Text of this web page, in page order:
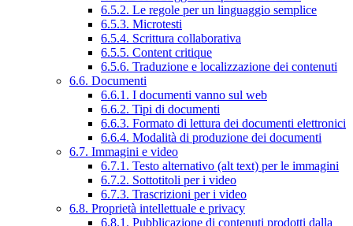
6.5.2. Le regole per un linguaggio semplice
6.5.3. Microtesti
6.5.4. Scrittura collaborativa
6.5.5. Content critique
6.5.6. Traduzione e localizzazione dei contenuti
6.6. Documenti
6.6.1. I documenti vanno sul web
6.6.2. Tipi di documenti
6.6.3. Formato di lettura dei documenti elettronici
6.6.4. Modalità di produzione dei documenti
6.7. Immagini e video
6.7.1. Testo alternativo (alt text) per le immagini
6.7.2. Sottotitoli per i video
6.7.3. Trascrizioni per i video
6.8. Proprietà intellettuale e privacy
6.8.1. Pubblicazione di contenuti prodotti dalla